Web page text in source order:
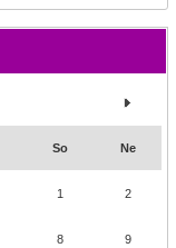
So Ne
1 2
8 9